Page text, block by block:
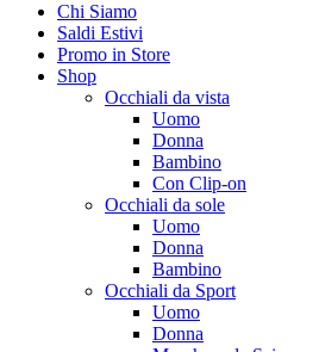
Chi Siamo
Saldi Estivi
Promo in Store
Shop
Occhiali da vista
Uomo
Donna
Bambino
Con Clip-on
Occhiali da sole
Uomo
Donna
Bambino
Occhiali da Sport
Uomo
Donna